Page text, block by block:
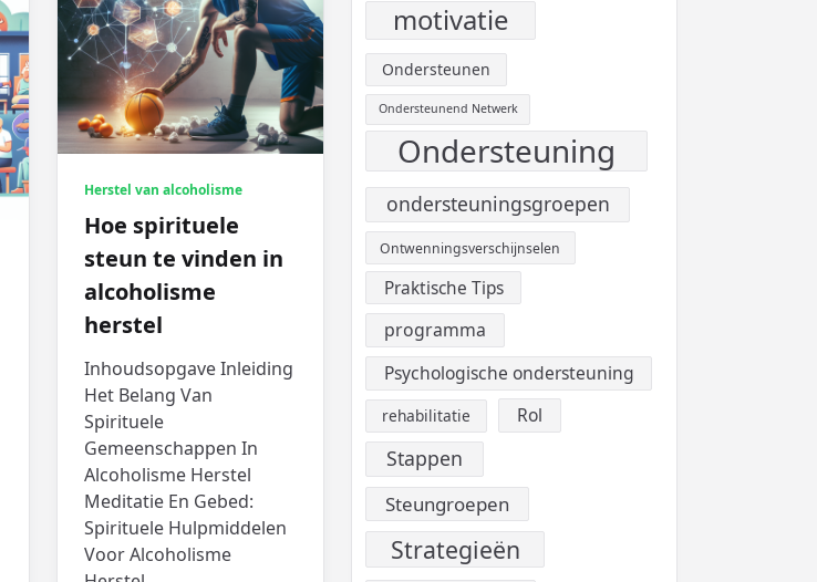
Herstel van alcoholisme
Hoe spirituele
steun te vinden in
alcoholisme
herstel
Inhoudsopgave Inleiding
Het Belang Van
Spirituele
Gemeenschappen In
Alcoholisme Herstel
Meditatie En Gebed:
Spirituele Hulpmiddelen
Voor Alcoholisme
motivatie
Ondersteunen
Ondersteunend Netwerk
Ondersteuning
ondersteuningsgroepen
Ontwenningsverschijnselen
Praktische Tips
programma
Psychologische ondersteuning
rehabilitatie Rol
Stappen
Steungroepen
Strategieën